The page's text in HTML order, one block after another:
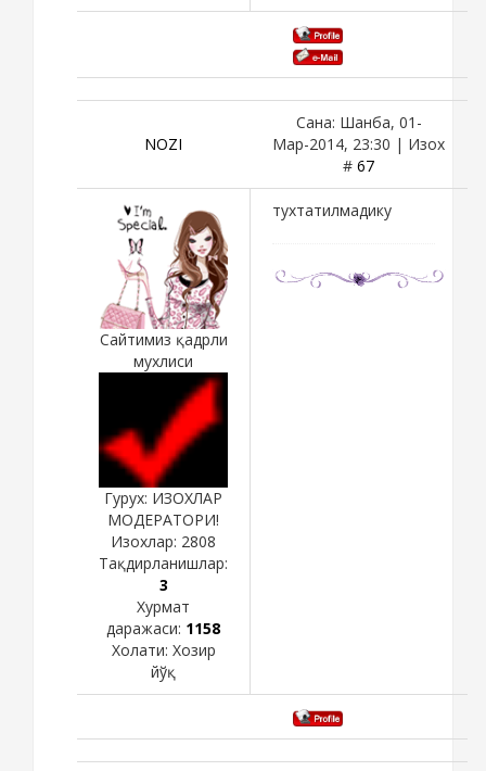
NOZI
Сана: Шанба, 01-
Мар-2014, 23:30 | Изох
# 67
Сайтимиз қадрли
мухлиси
Гурух: ИЗОХЛАР
МОДЕРАТОРИ!
Изохлар: 2808
Тақдирланишлар:
3
Хурмат
даражаси: 1158
Холати: Хозир
йўқ
тухтатилмадику